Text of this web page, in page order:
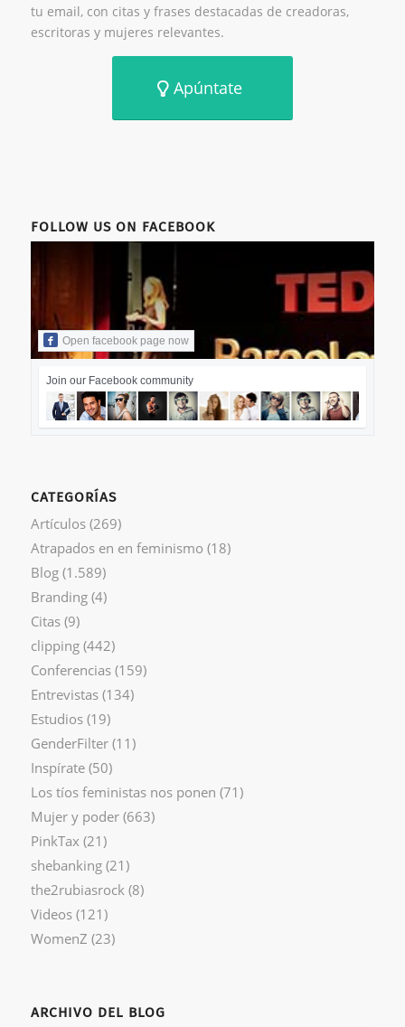
tu email, con citas y frases destacadas de creadoras,
escritoras y mujeres relevantes.
Apúntate
FOLLOW US ON FACEBOOK
Open facebook page now
Join our Facebook community
CATEGORÍAS
Artículos(269)
Atrapados en en feminismo (18)
Blog(1.589)
Branding(4)
Citas(9)
clipping(442)
Conferencias(159)
Entrevistas(134)
Estudios(19)
GenderFilter(11)
Inspírate(50)
Los tíos feministas nos ponen (71)
Mujer y poder(663)
PinkTax (21)
shebanking(21)
the2rubiasrock (8)
Videos(121)
WomenZ (23)
ARCHIVO DEL BLOG